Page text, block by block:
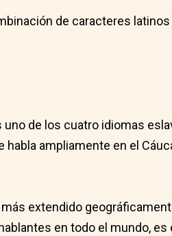
de caracteres
de los cuatro idiomas
ampliamente en el
extendido
en todo el mundo, es